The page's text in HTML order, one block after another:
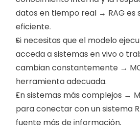
datos en tiempo real → RAG es
eficiente.
Si necesitas que el modelo
acceda a sistemas en vivo o
cambian constantemente →
herramienta adecuada.
En sistemas más complejos →
para conectar con un sistema
fuente más de información.